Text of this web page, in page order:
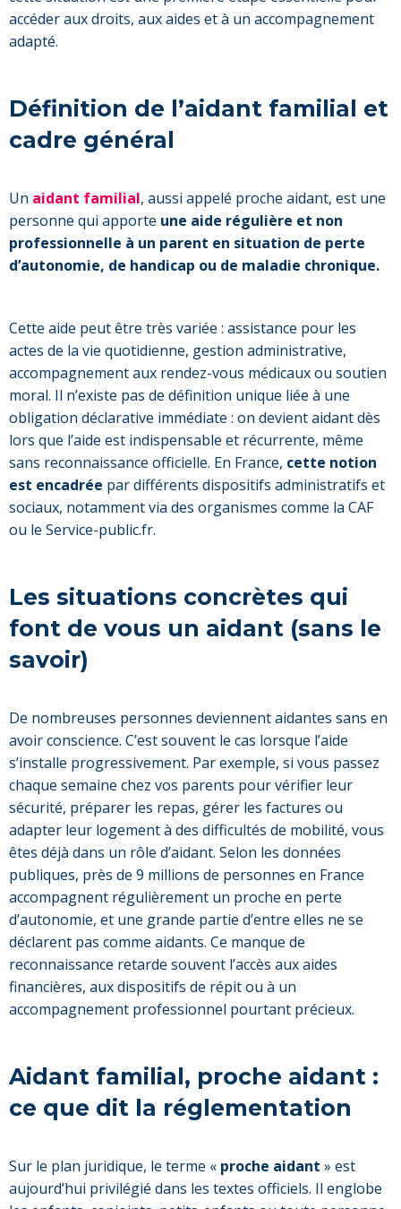
accéder aux droits, aux aides et à un accompagnement
adapté.
Définition de l’aidant familial et
cadre général
Un aidant familial, aussi appelé proche aidant, est une
personne qui apporte une aide régulière et non
professionnelle à un parent en situation de perte
d’autonomie, de handicap ou de maladie chronique.
Cette aide peut être très variée : assistance pour les
actes de la vie quotidienne, gestion administrative,
accompagnement aux rendez-vous médicaux ou soutien
moral. Il n’existe pas de définition unique liée à une
obligation déclarative immédiate : on devient aidant dès
lors que l’aide est indispensable et récurrente, même
sans reconnaissance officielle. En France, cette notion
est encadrée par différents dispositifs administratifs et
sociaux, notamment via des organismes comme la CAF
ou le Service-public.fr.
Les situations concrètes qui
font de vous un aidant (sans le
savoir)
De nombreuses personnes deviennent aidantes sans en
avoir conscience. C’est souvent le cas lorsque l’aide
s’installe progressivement. Par exemple, si vous passez
chaque semaine chez vos parents pour vérifier leur
sécurité, préparer les repas, gérer les factures ou
adapter leur logement à des difficultés de mobilité, vous
êtes déjà dans un rôle d’aidant. Selon les données
publiques, près de 9 millions de personnes en France
accompagnent régulièrement un proche en perte
d’autonomie, et une grande partie d’entre elles ne se
déclarent pas comme aidants. Ce manque de
reconnaissance retarde souvent l’accès aux aides
financières, aux dispositifs de répit ou à un
accompagnement professionnel pourtant précieux.
Aidant familial, proche aidant :
ce que dit la réglementation
Sur le plan juridique, le terme « proche aidant » est
aujourd’hui privilégié dans les textes officiels. Il englobe